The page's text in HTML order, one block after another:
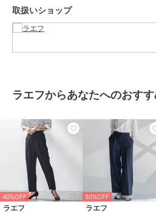
洗濯方法
※画像の商品はサンプルとなりますの
イズが若干異なる場合がございます。
※お客様のモニター環境により実際のお
ます。
※撮影状況や光の当たり具合により、色
ございます。
※商品タグに記載されたサイズはヌード
イズは商品情報の実寸をご確認ください
取扱いショップ
ラエフからあなたへのおす
40%OFF
ラエフ
50%OFF
ラエフ